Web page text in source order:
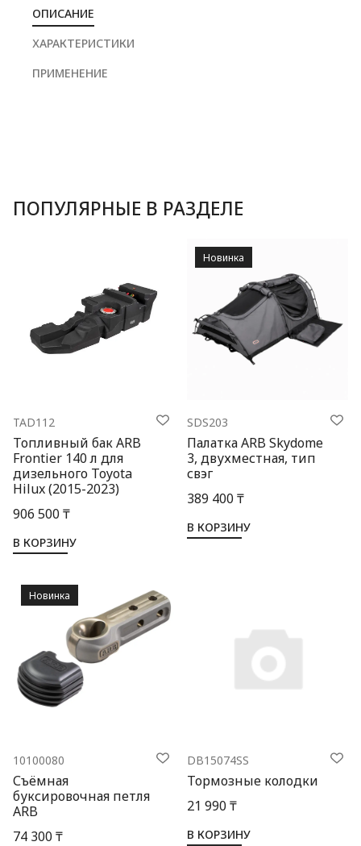
ОПИСАНИЕ
ХАРАКТЕРИСТИКИ
ПРИМЕНЕНИЕ
ПОПУЛЯРНЫЕ В РАЗДЕЛЕ
TAD112
Топливный бак ARB
Frontier 140 л для
дизельного Toyota
Hilux (2015-2023)
906 500 ₸
В КОРЗИНУ
SDS203
Палатка ARB Skydome
3, двухместная, тип
свэг
389 400 ₸
В КОРЗИНУ
Новинка
10100080
Съёмная
буксировочная петля
ARB
74 300 ₸
Новинка
DB15074SS
Тормозные колодки
21 990 ₸
В КОРЗИНУ